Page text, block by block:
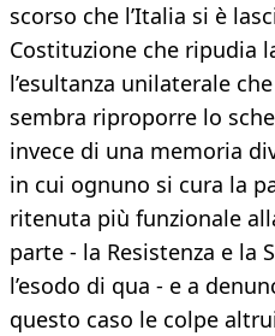
scorso che l’Italia si è
Costituzione che ripudia
l’esultanza unilaterale
sembra riproporre lo
invece di una memoria
in cui ognuno si cura la
ritenuta più funzionale
parte - la Resistenza e la
l’esodo di qua - e a
questo caso le colpe